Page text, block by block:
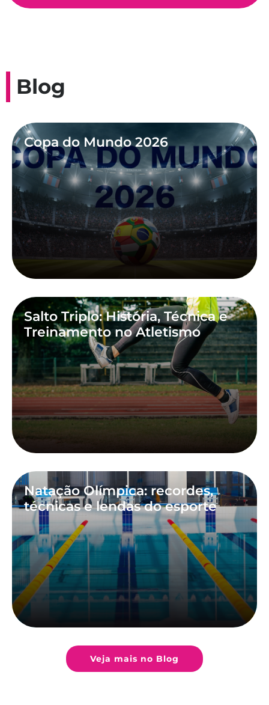
Blog
Copa do Mundo 2026
Salto Triplo: História, Técnica e
Treinamento no Atletismo
Natação Olímpica: recordes,
técnicas e lendas do esporte
Veja mais no Blog